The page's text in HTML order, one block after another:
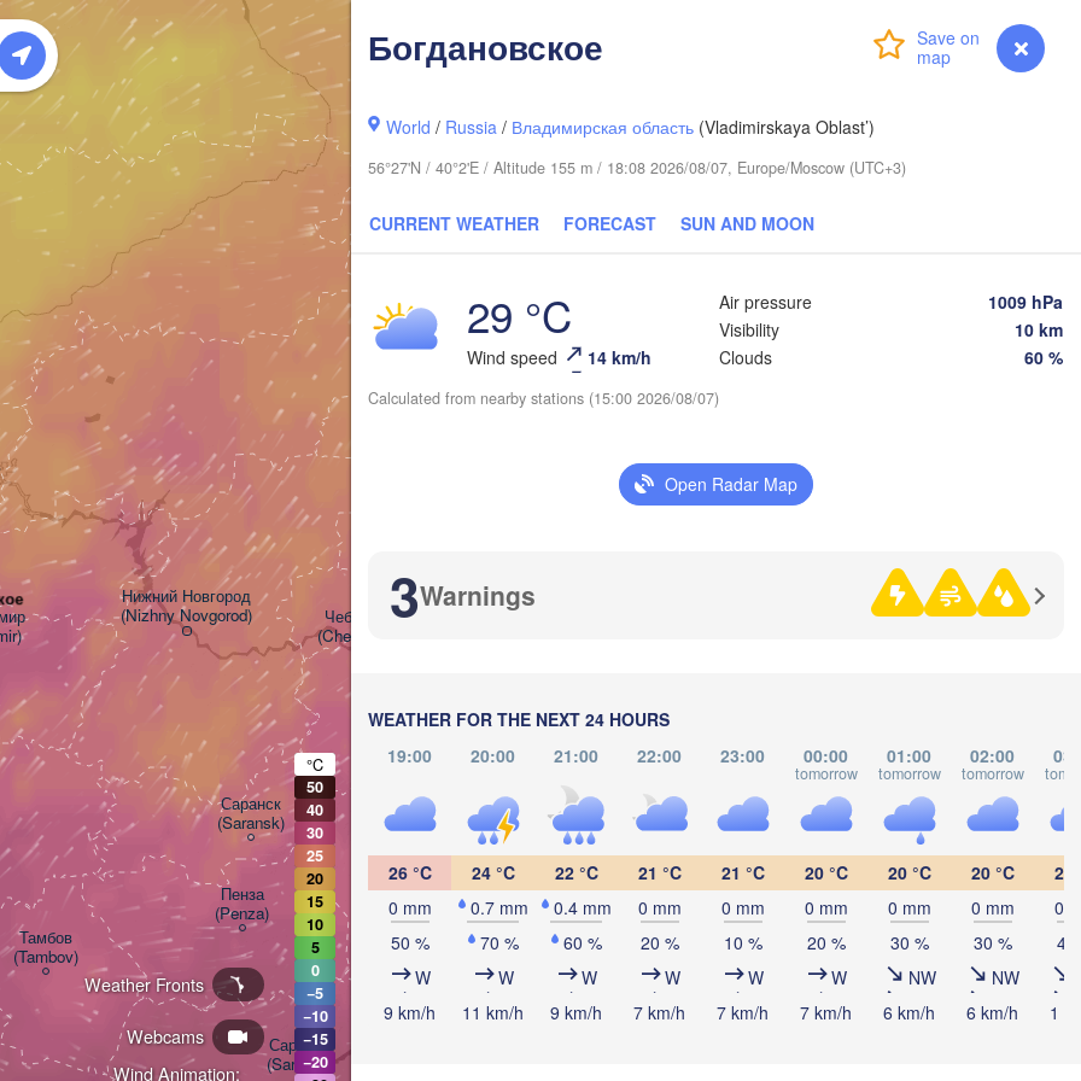
myVentusky Forecast
Богдановское
World / Russia / Владимирская область (Vladimirskaya Oblast’)
56°27'N / 40°2'E / Altitude 155 m / 18:08 2026/08/07, Europe/Moscow (UTC+3)
CURRENT WEATHER FORECAST SUN AND MOON
29 °C
Wind speed 14 km/h
Air pressure
1009 hPa
Visibility
10 km
Clouds
60 %
Calculated from nearby stations (15:00 2026/08/07)
Open Radar Map
3Warnings
WEATHER FOR THE NEXT 24 HOURS
19:00
20:00 21:00 22:00 23:00 00:00
tomorrow
01:00
tomorrow
02:00
tomorrow
26 °C
0 mm
50 %
W
9 km/h
24 °C
0.7 mm
70 %
W
11 km/h
22 °C
0.4 mm
60 %
W
9 km/h
21 °C
0 mm
20 %
W
7 km/h
21 °C
0 mm
10 %
W
7 km/h
20 °C
0 mm
20 %
W
7 km/h
20 °C
0 mm
30 %
NW
6 km/h
20 °C
0 mm
30 %
NW
6 km/h
20
0
40
1
Wind Animation:
Webcams
Weather Fronts
Нижний Новгород
(Nizhny Novgorod)
Тамбов
(Tambov)
(Syktyvkar)
Киров
Чебоксары
(Cheboksary)
Самара
(Samara)
Уфа
(Ufa)
Саратов
(Saratov)
Оренбург
Ульяновск
(Ul'yanovsk)
Пенза
(Penza)
Балаково
(Balakovo)
Стерлитамак
(Sterlitamak)
Саранск
(Saransk)
Магнитогорск
(Magnitogorsk)
°C
50
40
30
25
20
15
10
5
0
−5
−10
−15
−20